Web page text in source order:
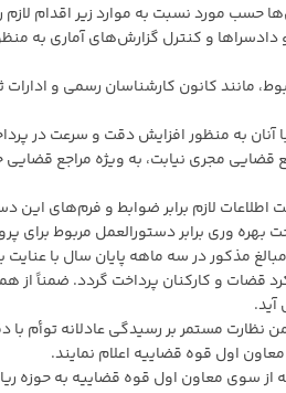
دادسرا‌ها و کنترل گزارش‌های آماری به
مانند کانون کارشناسان رسمی و
آنان به منظور افزایش دقت و سرعت در
قضایی مجری نیابت، به ویژه مراجع
لازم برابر ضوابط و فرم‌های این
بهره وری برابر دستورالعمل مربوط
مذکور در سه ماهه پایان سال با
قضات و کارکنان پرداخت گردد. ضمناً
مستمر بر رسیدگی عادلانه توأم با
اول قوه قضاییه اعلام نمایند.
از سوی معاون اول قوه قضاییه به حوزه